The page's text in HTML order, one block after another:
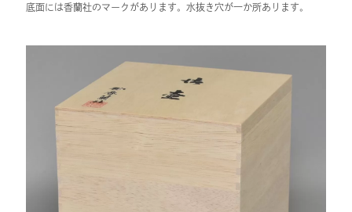
底面には香蘭社のマークがあります。水抜き穴が一か所あります。